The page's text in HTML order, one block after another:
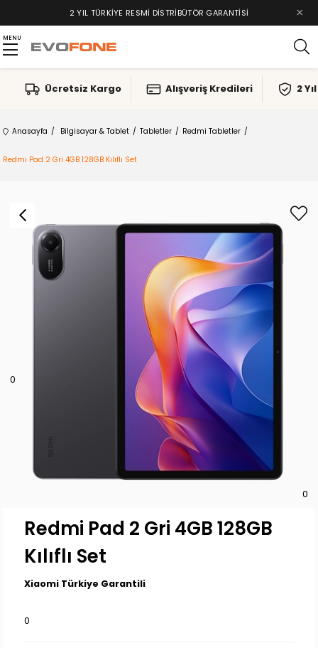
2 YIL TÜRKIYE RESMI DISTRIBÜTÖR GARANTISI ×
MENU
Ücretsiz Kargo Alışveriş Kredileri 2
Anasayfa Bilgisayar & Tablet Tabletler Redmi Tabletler
Redmi Pad 2 Gri 4GB 128GB Kılıflı Set
0
0
Redmi Pad 2 Gri 4GB 128GB
Kılıflı Set
Xiaomi Türkiye Garantili
0